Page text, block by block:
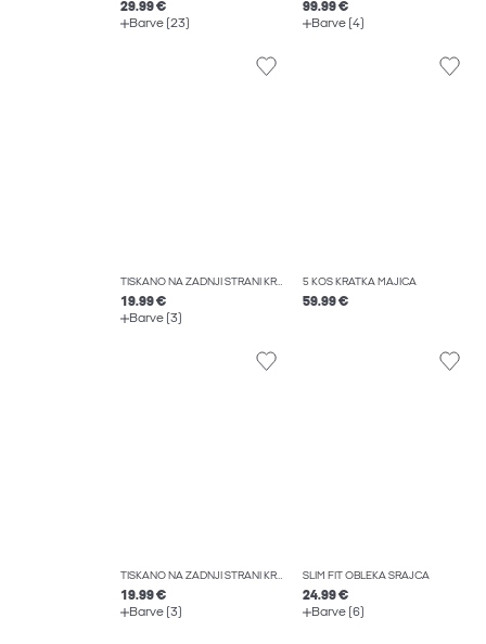
29.99 €
Barve (23)
99.99 €
Barve (4)
TISKANO NA ZADNJI STRANI KRATKA MAJICA
19.99 €
Barve (3)
5 KOS KRATKA MAJICA
59.99 €
TISKANO NA ZADNJI STRANI KRATKA MAJICA
19.99 €
Barve (3)
SLIM FIT OBLEKA SRAJCA
24.99 €
Barve (6)